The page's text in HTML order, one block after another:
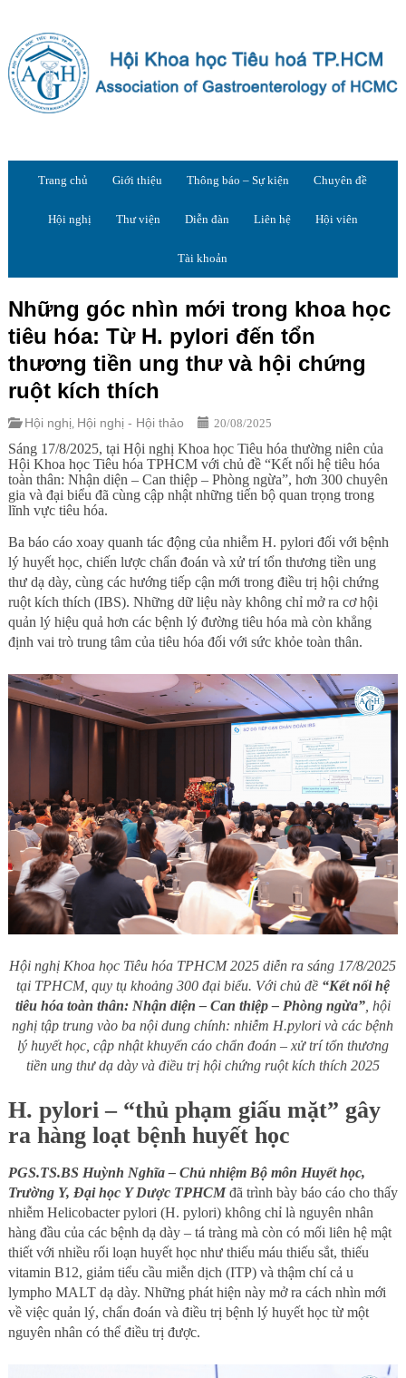
Trang chủ Giới thiệu Thông báo – Sự kiện Chuyên đề
Hội nghị Thư viện Diễn đàn Liên hệ Hội viên
Tài khoản
Những góc nhìn mới trong khoa học
tiêu hóa: Từ H. pylori đến tổn
thương tiền ung thư và hội chứng
ruột kích thích
Hội nghị, Hội nghị - Hội thảo 20/08/2025
Sáng 17/8/2025, tại Hội nghị Khoa học Tiêu hóa thường niên của
Hội Khoa học Tiêu hóa TPHCM với chủ đề “Kết nối hệ tiêu hóa
toàn thân: Nhận diện – Can thiệp – Phòng ngừa”, hơn 300 chuyên
gia và đại biểu đã cùng cập nhật những tiến bộ quan trọng trong
lĩnh vực tiêu hóa.
Ba báo cáo xoay quanh tác động của nhiễm H. pylori đối với bệnh
lý huyết học, chiến lược chẩn đoán và xử trí tổn thương tiền ung
thư dạ dày, cùng các hướng tiếp cận mới trong điều trị hội chứng
ruột kích thích (IBS). Những dữ liệu này không chỉ mở ra cơ hội
quản lý hiệu quả hơn các bệnh lý đường tiêu hóa mà còn khẳng
định vai trò trung tâm của tiêu hóa đối với sức khỏe toàn thân.
Hội nghị Khoa học Tiêu hóa TPHCM 2025 diễn ra sáng 17/8/2025
tại TPHCM, quy tụ khoảng 300 đại biểu. Với chủ đề “Kết nối hệ
tiêu hóa toàn thân: Nhận diện – Can thiệp – Phòng ngừa”, hội
nghị tập trung vào ba nội dung chính: nhiễm H.pylori và các bệnh
lý huyết học, cập nhật khuyến cáo chẩn đoán – xử trí tổn thương
tiền ung thư dạ dày và điều trị hội chứng ruột kích thích 2025
H. pylori– “thủ phạm giấu mặt” gây
ra hàng loạt bệnh huyết học
PGS.TS.BS Huỳnh Nghĩa – Chủ nhiệm Bộ môn Huyết học,
Trường Y, Đại học Y Dược TPHCMđã trình bày báo cáo cho thấy
nhiễm Helicobacter pylori (H. pylori) không chỉ là nguyên nhân
hàng đầu của các bệnh dạ dày – tá tràng mà còn có mối liên hệ mật
thiết với nhiều rối loạn huyết học như thiếu máu thiếu sắt, thiếu
vitamin B12, giảm tiểu cầu miễn dịch (ITP) và thậm chí cả u
lympho MALT dạ dày. Những phát hiện này mở ra cách nhìn mới
về việc quản lý, chẩn đoán và điều trị bệnh lý huyết học từ một
nguyên nhân có thể điều trị được.